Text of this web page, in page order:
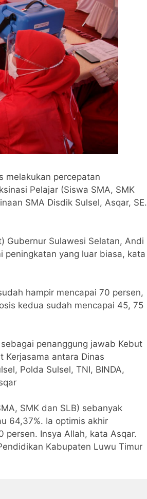
melakukan percepatan
Pelajar (Siswa SMA, SMK
SMA Disdik Sulsel, Asqar, SE.
Gubernur Sulawesi Selatan, Andi
peningkatan yang luar biasa, kata
hampir mencapai 70 persen,
kedua sudah mencapai 45, 75
penanggung jawab Kebut
Kerjasama antara Dinas
Polda Sulsel, TNI, BINDA,
SMK dan SLB) sebanyak
64,37%. Ia optimis akhir
persen. Insya Allah, kata Asqar.
Kabupaten Luwu Timur